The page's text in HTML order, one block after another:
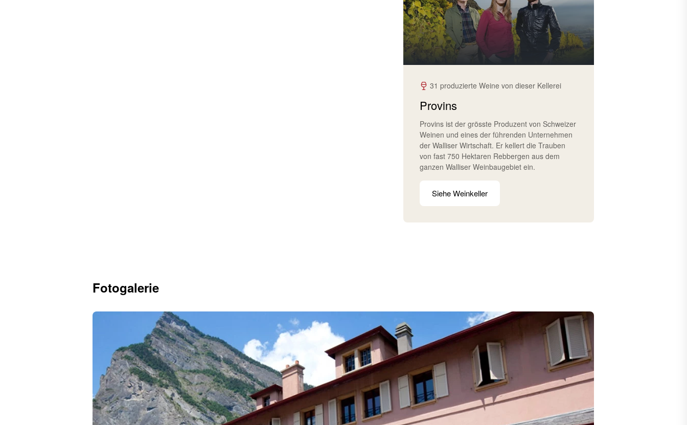
31 produzierte Weine von dieser Kellerei
Provins
Provins ist der grösste Produzent von Schweizer
Weinen und eines der führenden Unternehmen
der Walliser Wirtschaft. Er kellert die Trauben
von fast 750 Hektaren Rebbergen aus dem
ganzen Walliser Weinbaugebiet ein.
Siehe Weinkeller
Fotogalerie